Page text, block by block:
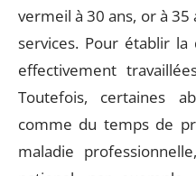
vermeil à 30 ans, or à 35
services. Pour établir
effectivement
Toutefois, certaines
comme du temps de
maladie